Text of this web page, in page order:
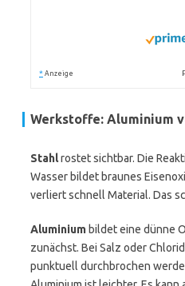
* Anzeige
Werkstoffe: Aluminium
Stahlrostet sichtbar. Die
Wasser bildet braunes
verliert schnell Material. Das
Aluminium bildet eine dünne
zunächst. Bei Salz oder
punktuell durchbrochen